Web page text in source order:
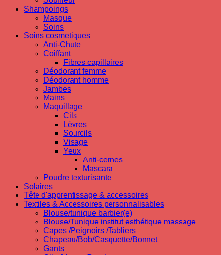
Shampoings
Masque
Soins
Soins cosmetiques
Anti-Chute
Coiffant
Fibres capillaires
Déodorant femme
Déodorant homme
Jambes
Mains
Maquillage
Cils
Lèvres
Sourcils
Visage
Yeux
Anti-cernes
Mascara
Poudre texturisante
Solaires
Tête d'apprentissage & accessoires
Textiles & Accessoires personnalisables
Blouse/tunique barbier(e)
Blouse/Tunique institut esthétique massage
Capes /Peignoirs /Tabliers
Chapeau/Bob/Casquette/Bonnet
Gants